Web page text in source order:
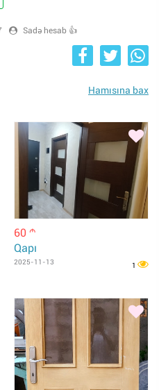
Sadə hesab 👍
Hamısına bax
60 m
Qapı
2025-11-13 1